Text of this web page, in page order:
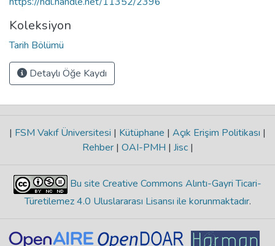
Koleksiyon
Tarih Bölümü
Detaylı Öğe Kaydı
| FSM Vakıf Üniversitesi | Kütüphane | Açık Erişim Politikası |
Rehber | OAI-PMH | Jisc |
Bu site Creative Commons Alıntı-Gayri Ticari-
Türetilemez 4.0 Uluslararası Lisansı ile korunmaktadır.